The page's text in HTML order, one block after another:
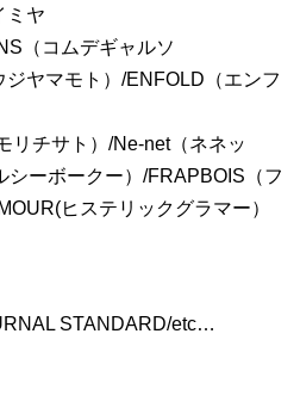
ミヤ
（コムデギャルソ
ヤマモト）/ENFOLD（エンフ
リチサト）/Ne-net（ネネッ
シーボークー）/FRAPBOIS（フ
ヒステリックグラマー）
STANDARD/etc…